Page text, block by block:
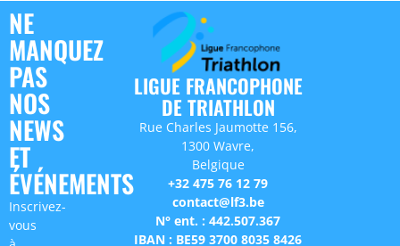
LIGUE FRANCOPHONE
DE TRIATHLON
Rue Charles Jaumotte 156,
1300 Wavre,
Belgique
+32 475 76 12 79
contact@lf3.be
N° ent. : 442.507.367
IBAN : BE59 3700 8035 8426
NE
MANQUEZ
PAS
NOS
NEWS
ET
ÉVÉNEMENTS
Inscrivez-
vous